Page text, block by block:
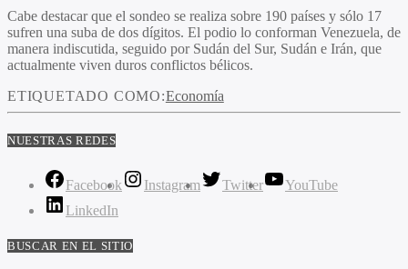
Cabe destacar que el sondeo se realiza sobre 190 países y sólo 17
sufren una suba de dos dígitos. El podio lo conforman Venezuela, de
manera indiscutida, seguido por Sudán del Sur, Sudán e Irán, que
actualmente viven duros conflictos bélicos.
ETIQUETADO COMO:Economía
NUESTRAS REDES
Facebook Instagram Twitter
YouTube
LinkedIn
BUSCAR EN EL SITIO